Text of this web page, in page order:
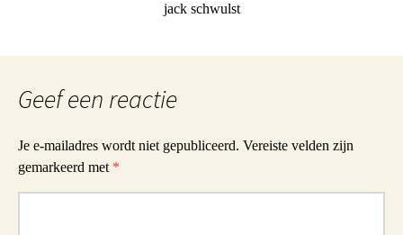
jack schwulst
Geef een reactie
Je e-mailadres wordt niet gepubliceerd. Vereiste velden zijn
gemarkeerd met *